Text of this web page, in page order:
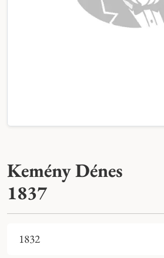
Kemény Dénes
1837
1832